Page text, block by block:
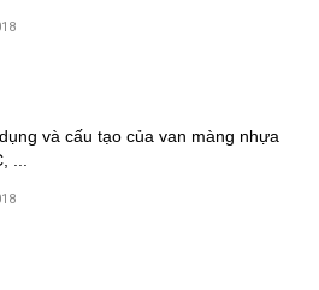
và cấu tạo của van màng nhựa
...